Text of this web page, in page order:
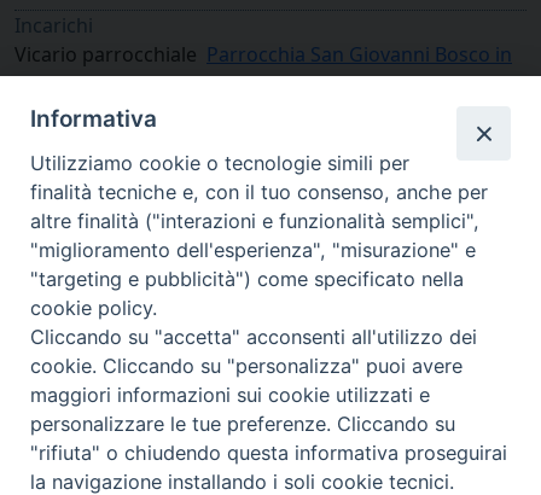
Incarichi
Vicario parrocchiale Parrocchia San Giovanni Bosco in
Cuneo
via Amedeo Rossi, 28 - 12100 Cuneo
segreteriagenerale@diocesicuneofossano.it
c.f. 96017380047
Informativa
Utilizziamo cookie o tecnologie simili per
finalità tecniche e, con il tuo consenso, anche per
altre finalità ("interazioni e funzionalità semplici",
"miglioramento dell'esperienza", "misurazione" e
"targeting e pubblicità") come specificato nella
cookie policy.
Cliccando su "accetta" acconsenti all'utilizzo dei
cookie. Cliccando su "personalizza" puoi avere
maggiori informazioni sui cookie utilizzati e
personalizzare le tue preferenze. Cliccando su
"rifiuta" o chiudendo questa informativa proseguirai
la navigazione installando i soli cookie tecnici.